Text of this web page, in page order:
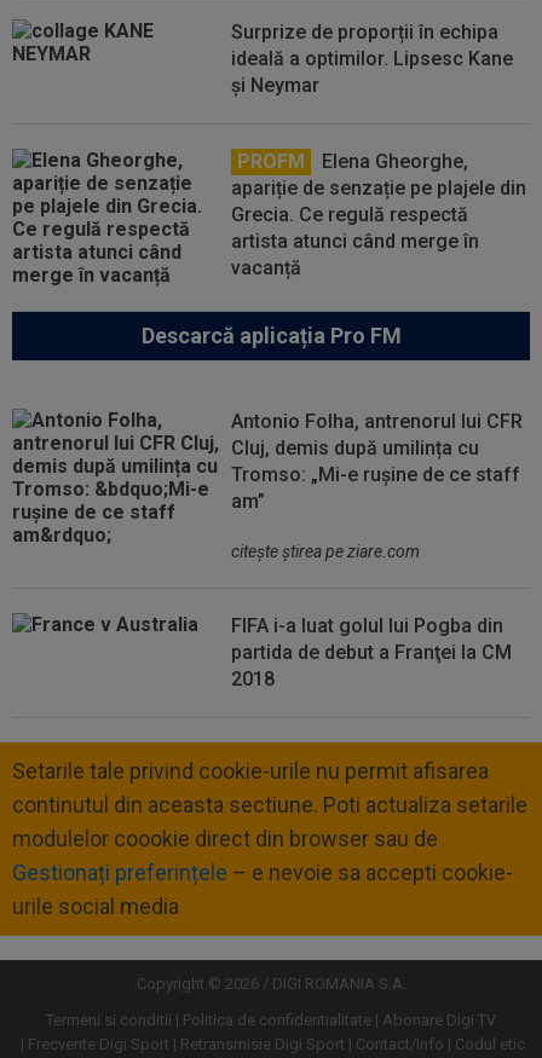
Surprize de proporții în echipa
ideală a optimilor. Lipsesc Kane
și Neymar
PROFM
Elena Gheorghe,
apariție de senzație pe plajele din
Grecia. Ce regulă respectă
artista atunci când merge în
vacanță
Descarcă aplicația Pro FM
Antonio Folha, antrenorul lui CFR
Cluj, demis după umilința cu
Tromso: „Mi-e rușine de ce staff
am”
citeşte ştirea pe ziare.com
FIFA i-a luat golul lui Pogba din
partida de debut a Franţei la CM
2018
Setarile tale privind cookie-urile nu permit afisarea
continutul din aceasta sectiune. Poti actualiza setarile
modulelor coookie direct din browser sau de
Gestionați preferințele – e nevoie sa accepti cookie-
urile social media
Copyright © 2026 / DIGI ROMANIA S.A.
Termeni si conditii
Politica de confidentialitate
Abonare Digi TV
Frecvente Digi Sport
Retransmisie Digi Sport Contact/Info Codul etic